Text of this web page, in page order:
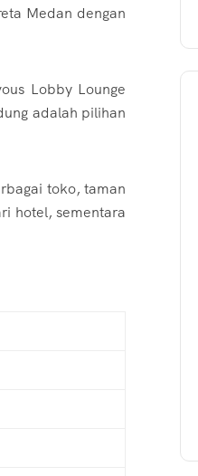
Medan dengan
Lobby Lounge
adalah pilihan
toko, taman
hotel, sementara